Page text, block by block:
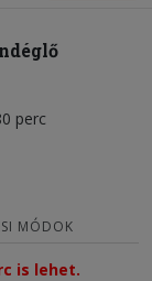
perc
MÓDOK
is lehet.